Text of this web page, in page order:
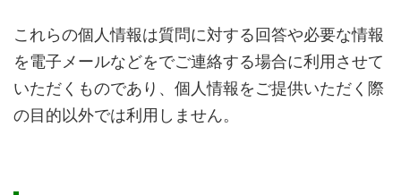
これらの個人情報は質問に対する回答や必要な情報
を電子メールなどをでご連絡する場合に利用させて
いただくものであり、個人情報をご提供いただく際
の目的以外では利用しません。